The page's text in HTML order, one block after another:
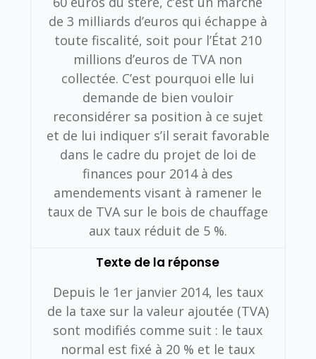
de 3 milliards d’euros qui échappe à
toute fiscalité, soit pour l’État 210
millions d’euros de TVA non
collectée. C’est pourquoi elle lui
demande de bien vouloir
reconsidérer sa position à ce sujet
et de lui indiquer s’il serait favorable
dans le cadre du projet de loi de
finances pour 2014 à des
amendements visant à ramener le
taux de TVA sur le bois de chauffage
aux taux réduit de 5 %.
Texte de la réponse
Depuis le 1er janvier 2014, les taux
de la taxe sur la valeur ajoutée (TVA)
sont modifiés comme suit : le taux
normal est fixé à 20 % et le taux